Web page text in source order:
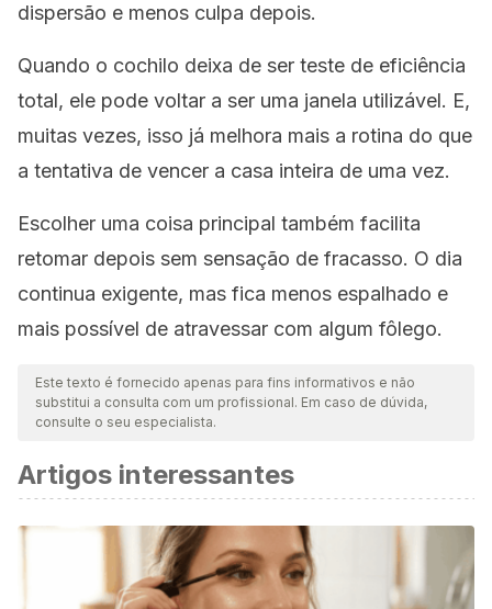
dispersão e menos culpa depois.
Quando o cochilo deixa de ser teste de eficiência
total, ele pode voltar a ser uma janela utilizável. E,
muitas vezes, isso já melhora mais a rotina do que
a tentativa de vencer a casa inteira de uma vez.
Escolher uma coisa principal também facilita
retomar depois sem sensação de fracasso. O dia
continua exigente, mas fica menos espalhado e
mais possível de atravessar com algum fôlego.
Este texto é fornecido apenas para fins informativos e não
substitui a consulta com um profissional. Em caso de dúvida,
consulte o seu especialista.
Artigos interessantes